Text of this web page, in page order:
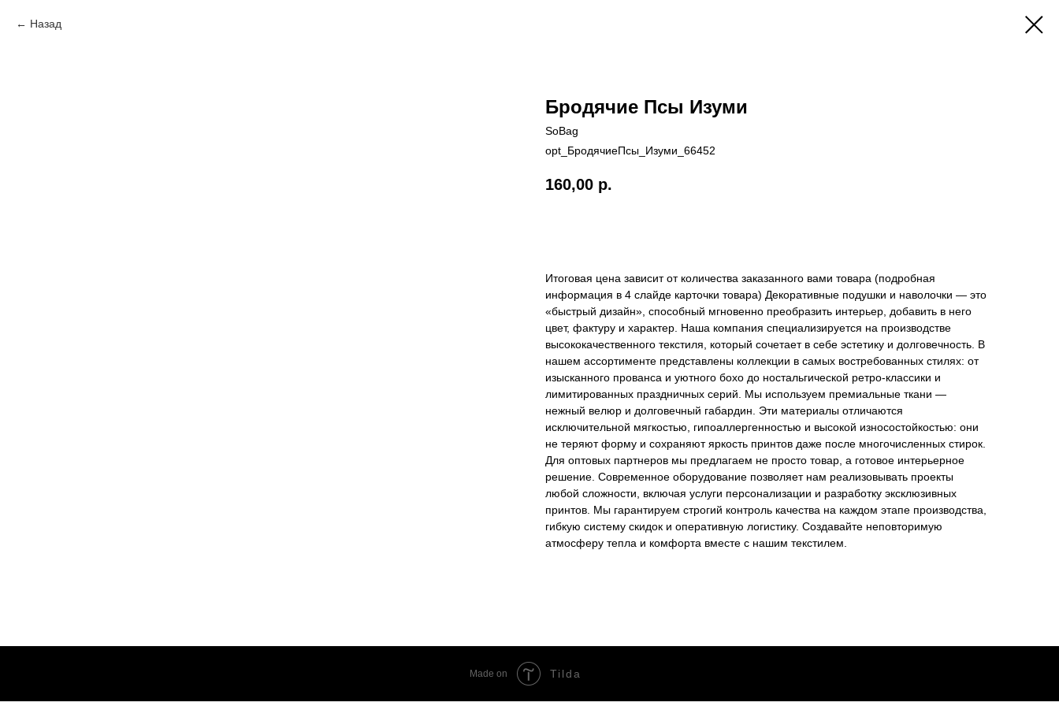
Назад
Бродячие Псы Изуми
SoBag
opt_БродячиеПсы_Изуми_66452
160,00 р.
Итоговая цена зависит от количества заказанного вами товара (подробная
информация в 4 слайде карточки товара) Декоративные подушки и наволочки — это
«быстрый дизайн», способный мгновенно преобразить интерьер, добавить в него
цвет, фактуру и характер. Наша компания специализируется на производстве
высококачественного текстиля, который сочетает в себе эстетику и долговечность. В
нашем ассортименте представлены коллекции в самых востребованных стилях: от
изысканного прованса и уютного бохо до ностальгической ретро-классики и
лимитированных праздничных серий. Мы используем премиальные ткани —
нежный велюр и долговечный габардин. Эти материалы отличаются
исключительной мягкостью, гипоаллергенностью и высокой износостойкостью: они
не теряют форму и сохраняют яркость принтов даже после многочисленных стирок.
Для оптовых партнеров мы предлагаем не просто товар, а готовое интерьерное
решение. Современное оборудование позволяет нам реализовывать проекты
любой сложности, включая услуги персонализации и разработку эксклюзивных
принтов. Мы гарантируем строгий контроль качества на каждом этапе производства,
гибкую систему скидок и оперативную логистику. Создавайте неповторимую
атмосферу тепла и комфорта вместе с нашим текстилем.
Made on Tilda